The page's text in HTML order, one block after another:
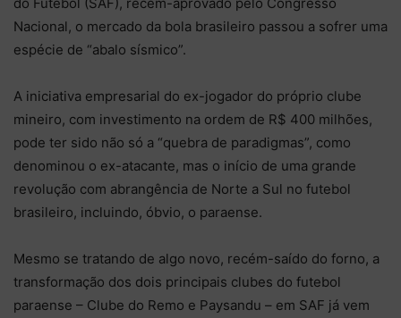
Nacional, o mercado da bola brasileiro passou a sofrer uma
espécie de “abalo sísmico”.
A iniciativa empresarial do ex-jogador do próprio clube
mineiro, com investimento na ordem de R$ 400 milhões,
pode ter sido não só a “quebra de paradigmas”, como
denominou o ex-atacante, mas o início de uma grande
revolução com abrangência de Norte a Sul no futebol
brasileiro, incluindo, óbvio, o paraense.
Mesmo se tratando de algo novo, recém-saído do forno, a
transformação dos dois principais clubes do futebol
paraense – Clube do Remo e Paysandu – em SAF já vem